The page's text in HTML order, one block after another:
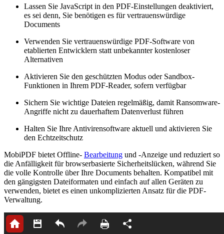
Lassen Sie JavaScript in den PDF-Einstellungen deaktiviert,
es sei denn, Sie benötigen es für vertrauenswürdige
Documents
Verwenden Sie vertrauenswürdige PDF-Software von
etablierten Entwicklern statt unbekannter kostenloser
Alternativen
Aktivieren Sie den geschützten Modus oder Sandbox-
Funktionen in Ihrem PDF-Reader, sofern verfügbar
Sichern Sie wichtige Dateien regelmäßig, damit Ransomware-
Angriffe nicht zu dauerhaftem Datenverlust führen
Halten Sie Ihre Antivirensoftware aktuell und aktivieren Sie
den Echtzeitschutz
MobiPDF bietet Offline- Bearbeitung und -Anzeige und reduziert so
die Anfälligkeit für browserbasierte Sicherheitslücken, während Sie
die volle Kontrolle über Ihre Documents behalten. Kompatibel mit
den gängigsten Dateiformaten und einfach auf allen Geräten zu
verwenden, bietet es einen unkomplizierten Ansatz für die PDF-
Verwaltung.